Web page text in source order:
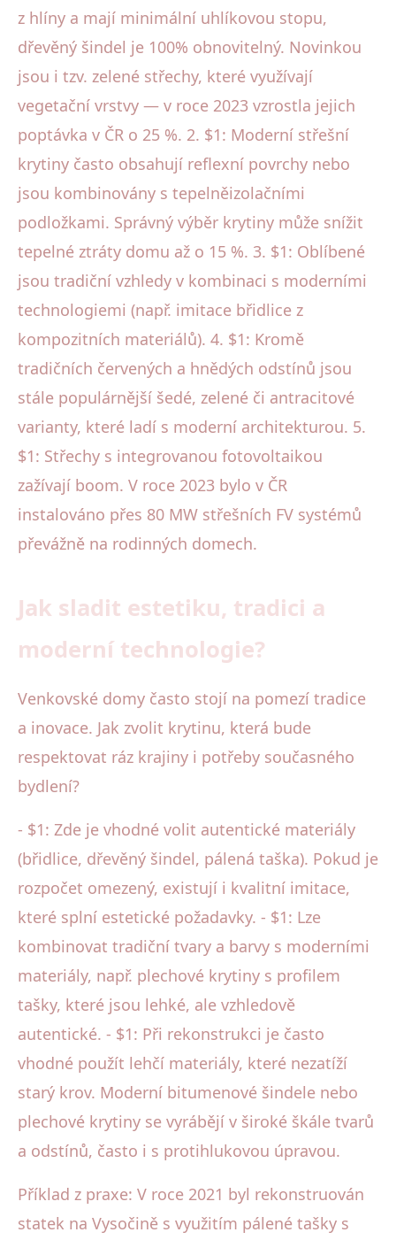
z hlíny a mají minimální uhlíkovou stopu,
dřevěný šindel je 100% obnovitelný. Novinkou
jsou i tzv. zelené střechy, které využívají
vegetační vrstvy — v roce 2023 vzrostla jejich
poptávka v ČR o 25 %. 2. $1: Moderní střešní
krytiny často obsahují reflexní povrchy nebo
jsou kombinovány s tepelněizolačními
podložkami. Správný výběr krytiny může snížit
tepelné ztráty domu až o 15 %. 3. $1: Oblíbené
jsou tradiční vzhledy v kombinaci s moderními
technologiemi (např. imitace břidlice z
kompozitních materiálů). 4. $1: Kromě
tradičních červených a hnědých odstínů jsou
stále populárnější šedé, zelené či antracitové
varianty, které ladí s moderní architekturou. 5.
$1: Střechy s integrovanou fotovoltaikou
zažívají boom. V roce 2023 bylo v ČR
instalováno přes 80 MW střešních FV systémů
převážně na rodinných domech.
Jak sladit estetiku, tradici a
moderní technologie?
Venkovské domy často stojí na pomezí tradice
a inovace. Jak zvolit krytinu, která bude
respektovat ráz krajiny i potřeby současného
bydlení?
- $1: Zde je vhodné volit autentické materiály
(břidlice, dřevěný šindel, pálená taška). Pokud je
rozpočet omezený, existují i kvalitní imitace,
které splní estetické požadavky. - $1: Lze
kombinovat tradiční tvary a barvy s moderními
materiály, např. plechové krytiny s profilem
tašky, které jsou lehké, ale vzhledově
autentické. - $1: Při rekonstrukci je často
vhodné použít lehčí materiály, které nezatíží
starý krov. Moderní bitumenové šindele nebo
plechové krytiny se vyrábějí v široké škále tvarů
a odstínů, často i s protihlukovou úpravou.
Příklad z praxe: V roce 2021 byl rekonstruován
statek na Vysočině s využitím pálené tašky s